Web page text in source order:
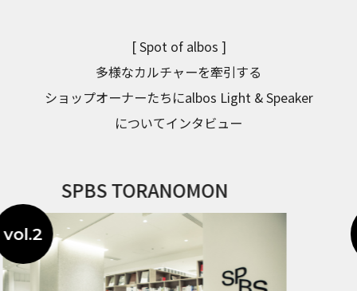
[ Spot of albos ]
多様なカルチャーを牽引する
ショップオーナーたちにalbos Light & Speaker
についてインタビュー
WOOD VILLAGE CYCLES
vol.3